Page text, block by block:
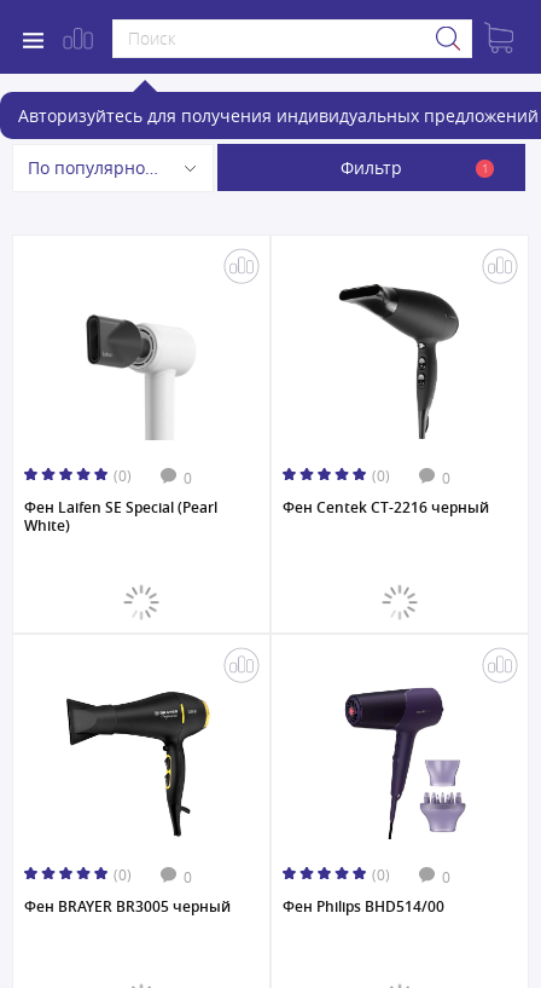
Авторизуйтесь для получения индивидуальных предложений
Фены и фен-щетки
По популярности Фильтр 1
(0) 0
Фен Laifen SE Special (Pearl
White)
(0) 0
Фен Centek CT-2216 черный
(0) 0
Фен BRAYER BR3005 черный
(0) 0
Фен Philips BHD514/00